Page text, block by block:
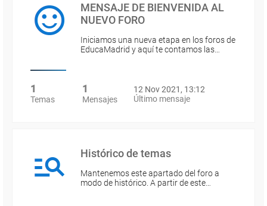
MENSAJE DE BIENVENIDA AL
NUEVO FORO
Iniciamos una nueva etapa en los foros de
EducaMadrid y aquí te contamos las…
1
Temas
1
Mensajes
12 Nov 2021, 13:12
Último mensaje
Histórico de temas
Mantenemos este apartado del foro a
modo de histórico. A partir de este…